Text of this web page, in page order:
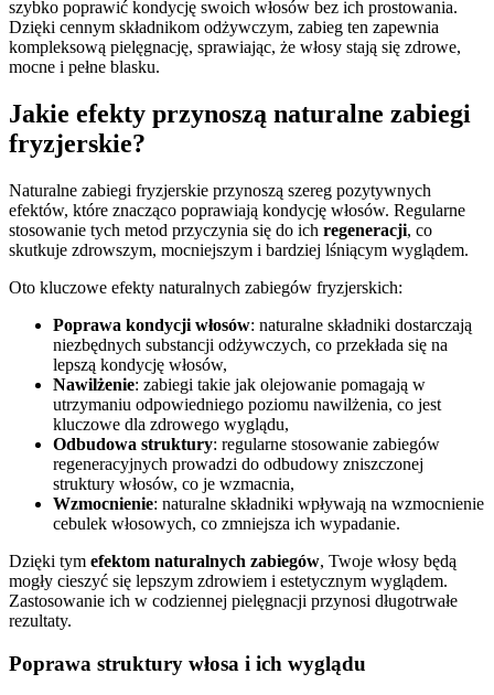
szybko poprawić kondycję swoich włosów bez ich prostowania.
Dzięki cennym składnikom odżywczym, zabieg ten zapewnia
kompleksową pielęgnację, sprawiając, że włosy stają się zdrowe,
mocne i pełne blasku.
Jakie efekty przynoszą naturalne zabiegi
fryzjerskie?
Naturalne zabiegi fryzjerskie przynoszą szereg pozytywnych
efektów, które znacząco poprawiają kondycję włosów. Regularne
stosowanie tych metod przyczynia się do ich regeneracji, co
skutkuje zdrowszym, mocniejszym i bardziej lśniącym wyglądem.
Oto kluczowe efekty naturalnych zabiegów fryzjerskich:
Poprawa kondycji włosów: naturalne składniki dostarczają
niezbędnych substancji odżywczych, co przekłada się na
lepszą kondycję włosów,
Nawilżenie: zabiegi takie jak olejowanie pomagają w
utrzymaniu odpowiedniego poziomu nawilżenia, co jest
kluczowe dla zdrowego wyglądu,
Odbudowa struktury: regularne stosowanie zabiegów
regeneracyjnych prowadzi do odbudowy zniszczonej
struktury włosów, co je wzmacnia,
Wzmocnienie: naturalne składniki wpływają na wzmocnienie
cebulek włosowych, co zmniejsza ich wypadanie.
Dzięki tym efektom naturalnych zabiegów, Twoje włosy będą
mogły cieszyć się lepszym zdrowiem i estetycznym wyglądem.
Zastosowanie ich w codziennej pielęgnacji przynosi długotrwałe
rezultaty.
Poprawa struktury włosa i ich wyglądu